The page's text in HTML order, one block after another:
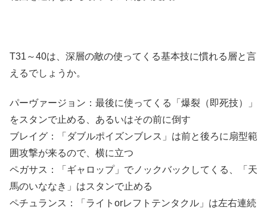
T31～40は、深層の敵の使ってくる基本技に慣れる層と言
えるでしょうか。
パーヴァージョン：最後に使ってくる「爆裂（即死技）」
をスタンで止める、あるいはその前に倒す
ブレイグ：「ダブルポイズンブレス」は前と後ろに扇型範
囲攻撃が来るので、横に立つ
ペガサス：「ギャロップ」でノックバックしてくる、「天
馬のいななき」はスタンで止める
ペチュランス：「ライトorレフトテンタクル」は左右連続